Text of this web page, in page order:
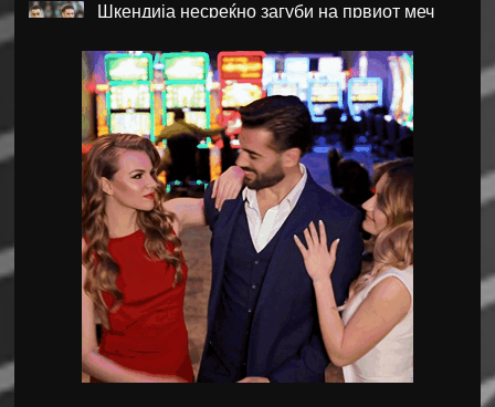
Шкендија несреќно загуби на првиот меч
Реал го официјализира рекордниот
трансфер на Диоманде
Томас Волкап преговара со Дубаи
Перишиќ дал согласност за враќање во
Интер
Лусаил го претстави Георг Стојановски